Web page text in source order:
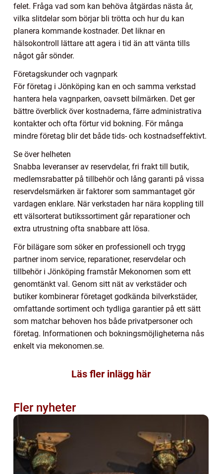
felet. Fråga vad som kan behöva åtgärdas nästa år,
vilka slitdelar som börjar bli trötta och hur du kan
planera kommande kostnader. Det liknar en
hälsokontroll lättare att agera i tid än att vänta tills
något går sönder.
Företagskunder och vagnpark
För företag i Jönköping kan en och samma verkstad
hantera hela vagnparken, oavsett bilmärken. Det ger
bättre överblick över kostnaderna, färre administrativa
kontakter och ofta förtur vid bokning. För många
mindre företag blir det både tids- och kostnadseffektivt.
Se över helheten
Snabba leveranser av reservdelar, fri frakt till butik,
medlemsrabatter på tillbehör och lång garanti på vissa
reservdelsmärken är faktorer som sammantaget gör
vardagen enklare. När verkstaden har nära koppling till
ett välsorterat butikssortiment går reparationer och
extra utrustning ofta snabbare att lösa.
För bilägare som söker en professionell och trygg
partner inom service, reparationer, reservdelar och
tillbehör i Jönköping framstår Mekonomen som ett
genomtänkt val. Genom sitt nät av verkstäder och
butiker kombinerar företaget godkända bilverkstäder,
omfattande sortiment och tydliga garantier på ett sätt
som matchar behoven hos både privatpersoner och
företag. Informationen och bokningsmöjligheterna nås
enkelt via mekonomen.se.
Läs fler inlägg här
Fler nyheter